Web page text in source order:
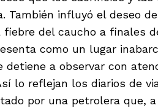
También influyó el deseo
del caucho a finales
como un lugar
detiene a observar con
lo reflejan los diarios de
por una petrolera que,